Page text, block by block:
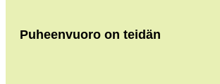
Puheenvuoro on teidän